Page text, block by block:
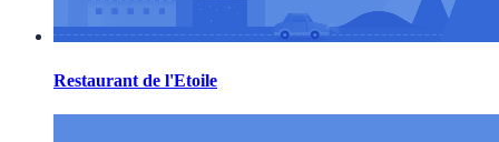
Restaurant de l'Etoile